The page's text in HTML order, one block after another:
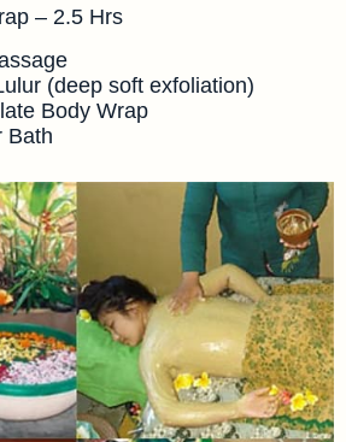
– 2.5 Hrs
(deep soft exfoliation)
Body Wrap
Bath